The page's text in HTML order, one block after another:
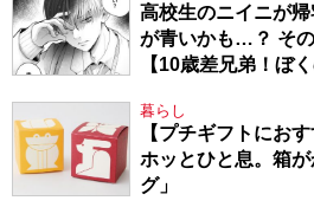
高校生のニイニが
が青いかも…？ そ
【10歳差兄弟！ぼ
暮らし
【プチギフトにお
ホッとひと息。箱
グ」